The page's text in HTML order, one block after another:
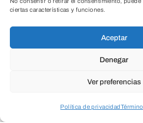
ciertas características y funciones.
Aceptar
Denegar
Ver preferencias
Política de privacidad